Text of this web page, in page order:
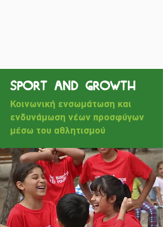
Sport and Growth
Κοινωνική ενσωμάτωση και
ενδυνάμωση νέων προσφύγων
μέσω του αθλητισμού